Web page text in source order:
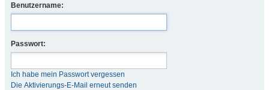
Benutzername:
Passwort:
Ich habe mein Passwort vergessen
Die Aktivierungs-E-Mail erneut senden